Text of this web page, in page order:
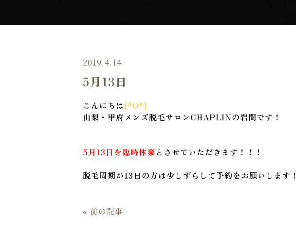
2019.4.14
5月13日
こんにちは(^O^)
山梨・甲府メンズ脱毛サロンCHAPLINの岩間です！
5月13日を臨時休業とさせていただきます！！！
脱毛周期が13日の方は少しずらして予約をお願いします！
« 前の記事